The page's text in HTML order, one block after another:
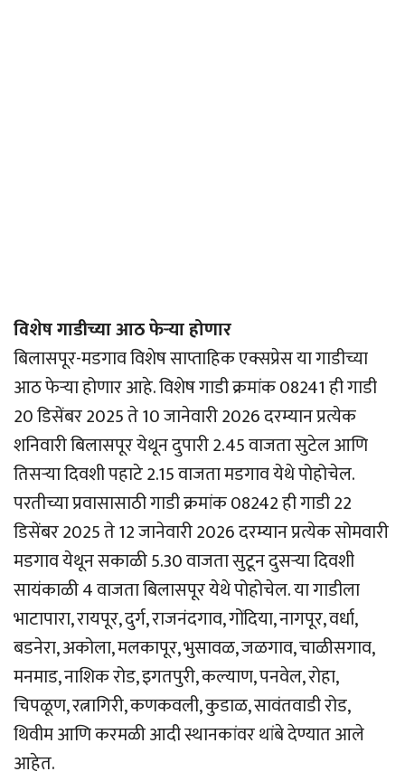
विशेष गाडीच्या आठ फेर्‍या होणार
बिलासपूर-मडगाव विशेष साप्ताहिक एक्सप्रेस या गाडीच्या
आठ फेर्‍या होणार आहे. विशेष गाडी क्रमांक 08241 ही गाडी
20 डिसेंबर 2025 ते 10 जानेवारी 2026 दरम्यान प्रत्येक
शनिवारी बिलासपूर येथून दुपारी 2.45 वाजता सुटेल आणि
तिसर्‍या दिवशी पहाटे 2.15 वाजता मडगाव येथे पोहोचेल.
परतीच्या प्रवासासाठी गाडी क्रमांक 08242 ही गाडी 22
डिसेंबर 2025 ते 12 जानेवारी 2026 दरम्यान प्रत्येक सोमवारी
मडगाव येथून सकाळी 5.30 वाजता सुटून दुसर्‍या दिवशी
सायंकाळी 4 वाजता बिलासपूर येथे पोहोचेल. या गाडीला
भाटापारा, रायपूर, दुर्ग, राजनंदगाव, गोंदिया, नागपूर, वर्धा,
बडनेरा, अकोला, मलकापूर, भुसावळ, जळगाव, चाळीसगाव,
मनमाड, नाशिक रोड, इगतपुरी, कल्याण, पनवेल, रोहा,
चिपळूण, रत्नागिरी, कणकवली, कुडाळ, सावंतवाडी रोड,
थिवीम आणि करमळी आदी स्थानकांवर थांबे देण्यात आले
आहेत.